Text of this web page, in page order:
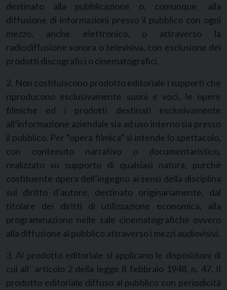
destinato alla pubblicazione o, comunque, alla
diffusione di informazioni presso il pubblico con ogni
mezzo, anche elettronico, o attraverso la
radiodiffusione sonora o televisiva, con esclusione dei
prodotti discografici o cinematografici.
2. Non costituiscono prodotto editoriale i supporti che
riproducono esclusivamente suoni e voci, le opere
filmiche ed i prodotti destinati esclusivamente
all’informazione aziendale sia ad uso interno sia presso
il pubblico. Per “opera filmica” si intende lo spettacolo,
con contenuto narrativo o documentaristico,
realizzato su supporto di qualsiasi natura, purchè
costituente opera dell’ingegno ai sensi della disciplina
sul diritto d’autore, destinato originariamente, dal
titolare dei diritti di utilizzazione economica, alla
programmazione nelle sale cinematografiche ovvero
alla diffusione al pubblico attraverso i mezzi audiovisivi.
3. Al prodotto editoriale si applicano le disposizioni di
cui all’ articolo 2 della legge 8 febbraio 1948, n. 47. Il
prodotto editoriale diffuso al pubblico con periodicità